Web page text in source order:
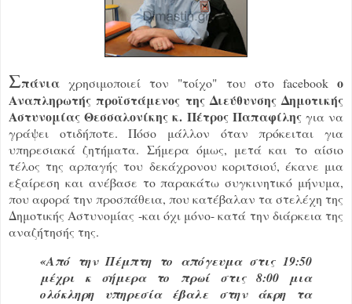
Σπάνια χρησιμοποιεί τον "τοίχο" του στο facebook ο
Αναπληρωτής προϊστάμενος της Διεύθυνσης Δημοτικής
Αστυνομίας Θεσσαλονίκης κ. Πέτρος Παπαφίληςγια να
γράψει οτιδήποτε. Πόσο μάλλον όταν πρόκειται για
υπηρεσιακά ζητήματα. Σήμερα όμως, μετά και το αίσιο
τέλος της αρπαγής του δεκάχρονου κοριτσιού, έκανε μια
εξαίρεση και ανέβασε το παρακάτω συγκινητικό μήνυμα,
που αφορά την προσπάθεια, που κατέβαλαν τα στελέχη της
Δημοτικής Αστυνομίας -και όχι μόνο- κατά την διάρκεια της
αναζήτησής της.
«Από την Πέμπτη το απόγευμα στις 19:50
μέχρι κ σήμερα το πρωί στις 8:00 μια
ολόκληρη υπηρεσία έβαλε στην άκρη τα